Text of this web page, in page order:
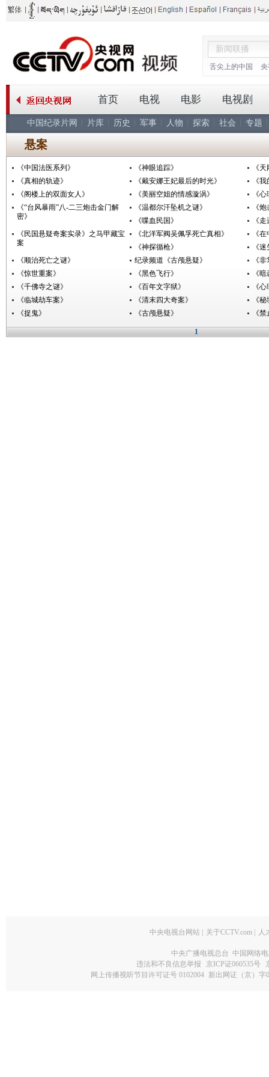
舌尖上的中国
首页 电视 电影 电视剧
中国纪录片网 片库 历史 军事 人物 探索 社会 专题
悬案
《中国法医系列》 《神眼追踪》
《
《真相的轨迹》
《戴安娜王妃最后的时光》
《
《阁楼上的双面女人》
《美丽空姐的情感漩涡》
《
《“台风暴雨”八-二三炮击金门解
密》
《温都尔汗坠机之谜》
《
《喋血民国》
《
《民国悬疑奇案实录》之马甲藏宝
案
《北洋军阀吴佩孚死亡真相》
《
《神探循枪》
《
《顺治死亡之谜》
纪录频道《古颅悬疑》
《
《惊世重案》
《黑色飞行》
《
《千佛寺之谜》
《百年文字狱》
《
《临城劫车案》
《清末四大奇案》
《
《捉鬼》
《古颅悬疑》 《
1
中央电视台网站 关于CCTV.com 人
中央广播电视总台 中国网络
违法和不良信息举报
京ICP证060535号
网上传播视听节目许可证号 0102004 新出网证（京）